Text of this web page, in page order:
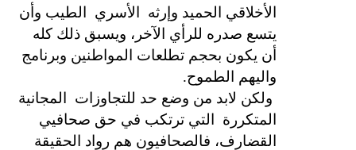
الأخلاقي الحميد وإرثه الأسري الطيب وأن
يتسع صدره للرأي الآخر، ويسبق ذلك كله
أن يكون بحجم تطلعات المواطنين وبرنامج
واليهم الطموح.
ولكن لابد من وضع حد للتجاوزات المجانية
المتكررة التي ترتكب في حق صحافيي
القضارف، فالصحافيون هم رواد الحقيقة